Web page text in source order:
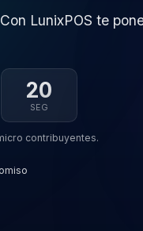
LunixPOS te
18
SEG
contribuyentes.